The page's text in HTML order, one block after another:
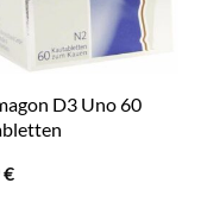
D3 Uno 60
€